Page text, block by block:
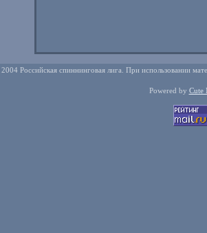
Российская спиннинговая лига. При использовании
Powered by Cute